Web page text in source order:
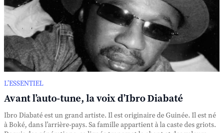
L’ESSENTIEL
Avant l’auto-tune, la voix d’Ibro Diabaté
Ibro Diabaté est un grand artiste. Il est originaire de Guinée. Il est né
à Boké, dans l’arrière-pays. Sa famille appartient à la caste des griots.